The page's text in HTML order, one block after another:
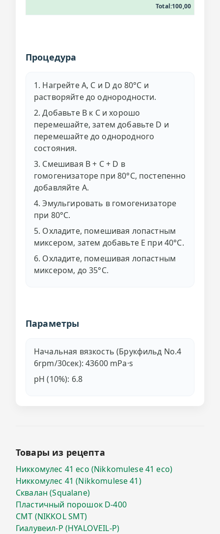
Total:100,00
Процедура
1. Нагрейте A, C и D до 80°C и
растворяйте до однородности.
2. Добавьте B к C и хорошо
перемешайте, затем добавьте D и
перемешайте до однородного
состояния.
3. Смешивая B + C + D в
гомогенизаторе при 80°C, постепенно
добавляйте A.
4. Эмульгировать в гомогенизаторе
при 80°C.
5. Охладите, помешивая лопастным
миксером, затем добавьте E при 40°C.
6. Охладите, помешивая лопастным
миксером, до 35°C.
Параметры
Начальная вязкость (Брукфильд No.4
6rpm/30сек): 43600 mPa·s
pH (10%): 6.8
Товары из рецепта
Никкомулес 41 есо (Nikkomulese 41 eco)
Никкомулес 41 (Nikkomulese 41)
Сквалан (Squalane)
Пластичный порошок D-400
СМТ (NIKKOL SMT)
Гиалувеил-P (HYALOVEIL-P)